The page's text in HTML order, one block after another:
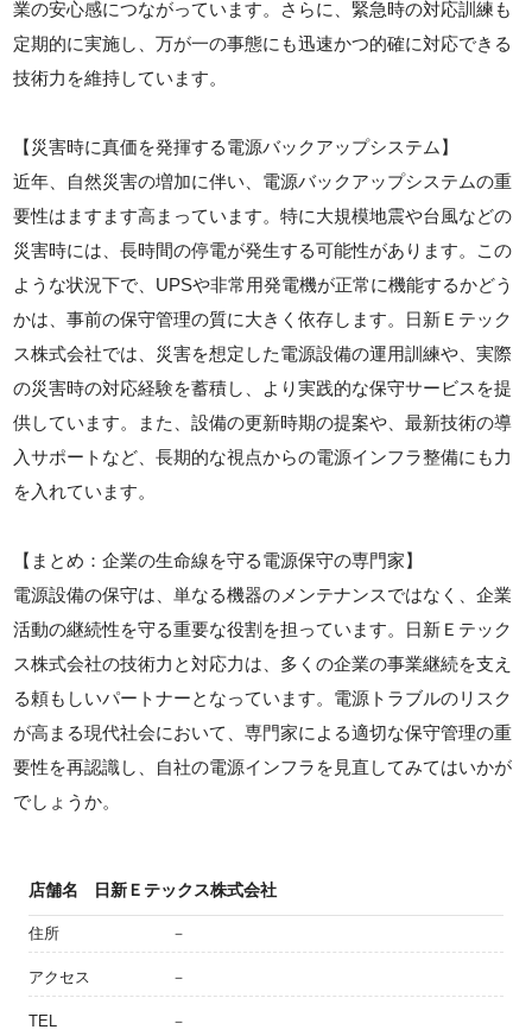
業の安心感につながっています。さらに、緊急時の対応訓練も
定期的に実施し、万が一の事態にも迅速かつ的確に対応できる
技術力を維持しています。
【災害時に真価を発揮する電源バックアップシステム】
近年、自然災害の増加に伴い、電源バックアップシステムの重
要性はますます高まっています。特に大規模地震や台風などの
災害時には、長時間の停電が発生する可能性があります。この
ような状況下で、UPSや非常用発電機が正常に機能するかどう
かは、事前の保守管理の質に大きく依存します。日新Ｅテック
ス株式会社では、災害を想定した電源設備の運用訓練や、実際
の災害時の対応経験を蓄積し、より実践的な保守サービスを提
供しています。また、設備の更新時期の提案や、最新技術の導
入サポートなど、長期的な視点からの電源インフラ整備にも力
を入れています。
【まとめ：企業の生命線を守る電源保守の専門家】
電源設備の保守は、単なる機器のメンテナンスではなく、企業
活動の継続性を守る重要な役割を担っています。日新Ｅテック
ス株式会社の技術力と対応力は、多くの企業の事業継続を支え
る頼もしいパートナーとなっています。電源トラブルのリスク
が高まる現代社会において、専門家による適切な保守管理の重
要性を再認識し、自社の電源インフラを見直してみてはいかが
でしょうか。
店舗名 日新Ｅテックス株式会社
住所 －
アクセス －
TEL －